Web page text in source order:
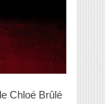
Chloé Brûlé